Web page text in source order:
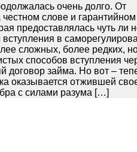
очень долго. От
честном слове и гарантийном
предоставлялась чуть ли
в
сложных, более редких,
способов вступления
договор займа. Но вот –
оказывается отжившей
с силами разума […]